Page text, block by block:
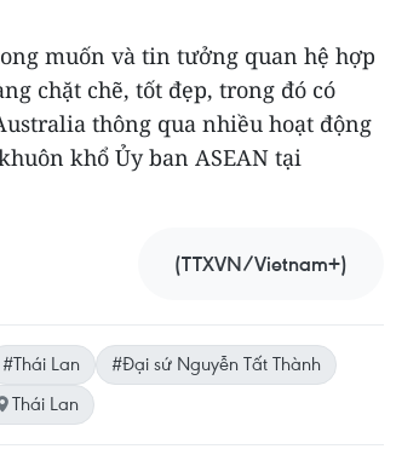
muốn và tin tưởng quan hệ hợp
chặt chẽ, tốt đẹp, trong đó có
thông qua nhiều hoạt động
khổ Ủy ban ASEAN tại
(TTXVN/Vietnam+)
#Thái Lan
#Đại sứ Nguyễn Tất Thành
Thái Lan